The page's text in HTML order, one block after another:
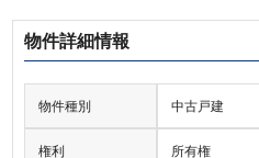
物件詳細情報
物件種別 中古戸建
権利 所有権